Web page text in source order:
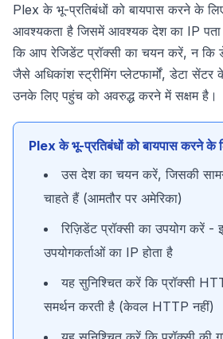
Plex के भू-प्रतिबंधों को बायपास करने के
आवश्यकता है जिसमें आवश्यक देश का IP पता
कि आप रेजिडेंट प्रॉक्सी का चयन करें, न कि
जैसे अधिकांश स्ट्रीमिंग प्लेटफार्मों, डेटा
उनके लिए पहुंच को अवरुद्ध करने में सक्षम है।
Plex के भू-प्रतिबंधों को बायपास करने के
उस देश का चयन करें, जिसकी
चाहते हैं (आमतौर पर अमेरिका)
रिज़िडेंट प्रॉक्सी का उपयोग करें -
उपयोगकर्ताओं का IP होता है
यह सुनिश्चित करें कि प्रॉक्सी
समर्थन करती है (केवल HTTP नहीं)